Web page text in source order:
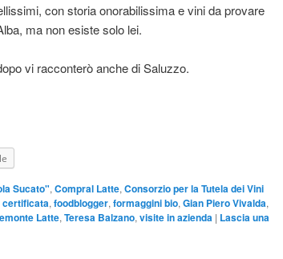
con storia onorabilissima e vini da provare
ma non esiste solo lei.
vi racconterò anche di Saluzzo.
Sucato", Compral Latte, Consorzio per la Tutela dei Vini
, foodblogger, formaggini bio, Gian Piero Vivalda,
Latte, Teresa Balzano, visite in azienda | Lascia una